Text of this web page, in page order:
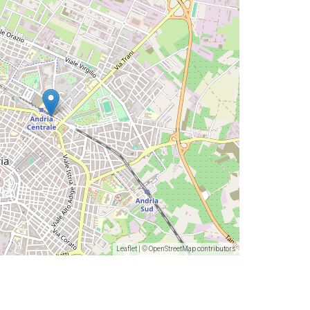
Leaflet | ©OpenStreetMapcontributors